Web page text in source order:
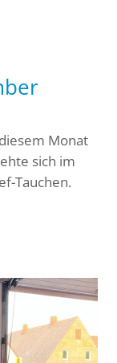
Monat
sich im
Tauchen.